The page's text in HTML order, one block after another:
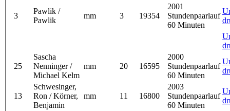
3
Pawlik /
Pawlik
mm 3 19354
2001
Stundenpaarlauf
60 Minuten
25
Sascha
Nenninger /
Michael Kelm
mm 20 16595
2000
Stundenpaarlauf
60 Minuten
13
Schwesinger,
Ron / Körner,
Benjamin
mm 11 16800
2003
Stundenpaarlauf
60 Minuten